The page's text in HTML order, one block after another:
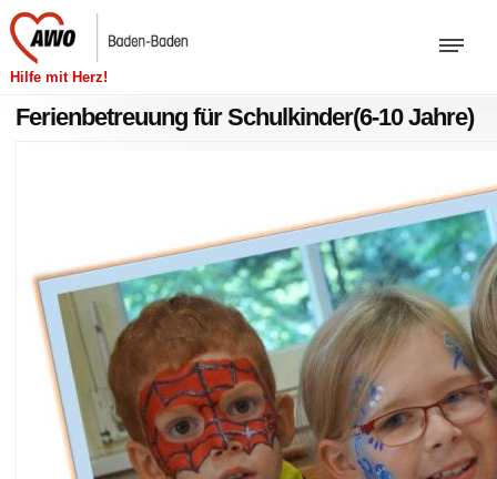
Hilfe mit Herz!
Ferienbetreuung für Schulkinder(6-10 Jahre)